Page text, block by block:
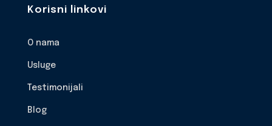
Korisni linkovi
O nama
Usluge
Testimonijali
Blog